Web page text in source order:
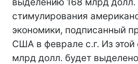
стимулирования
экономики, подписанный
США в феврале с.г. Из
млрд долл. будет